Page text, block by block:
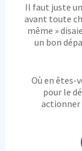
Il faut juste
avant toute
même »
un bon
Où en êtes-
pour le
actionner